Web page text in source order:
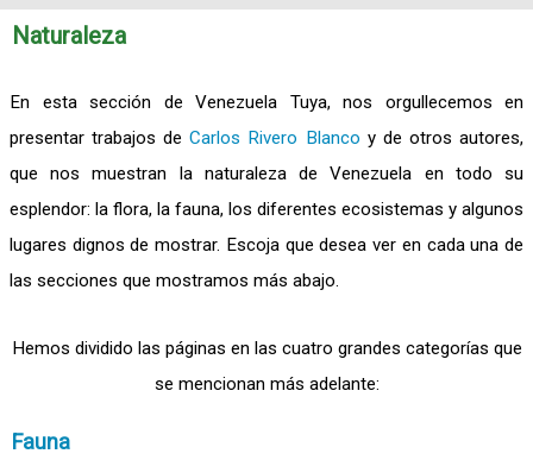
Naturaleza
En esta sección de Venezuela Tuya, nos orgullecemos en
presentar trabajos deCarlos Rivero Blanco y de otros autores,
que nos muestran la naturaleza de Venezuela en todo su
esplendor: la flora, la fauna, los diferentes ecosistemas y algunos
lugares dignos de mostrar. Escoja que desea ver en cada una de
las secciones que mostramos más abajo.
Hemos dividido las páginas en las cuatro grandes categorías que
se mencionan más adelante:
Fauna